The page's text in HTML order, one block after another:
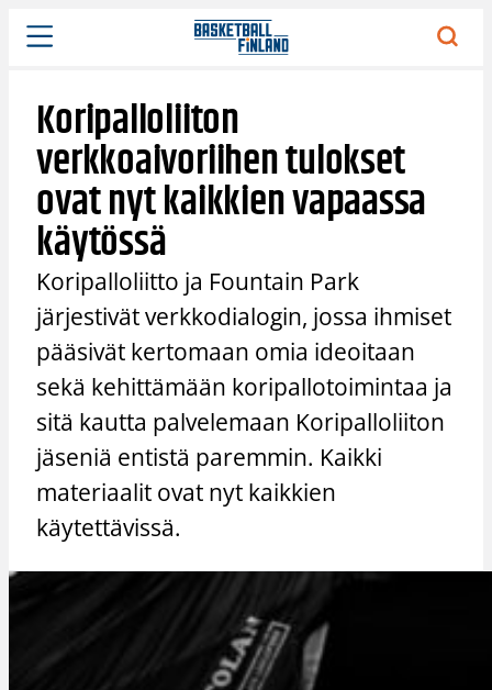
Siirry
sisältöön
Koripalloliiton
verkkoaivoriihen tulokset
ovat nyt kaikkien vapaassa
käytössä
Koripalloliitto ja Fountain Park
järjestivät verkkodialogin, jossa ihmiset
pääsivät kertomaan omia ideoitaan
sekä kehittämään koripallotoimintaa ja
sitä kautta palvelemaan Koripalloliiton
jäseniä entistä paremmin. Kaikki
materiaalit ovat nyt kaikkien
käytettävissä.